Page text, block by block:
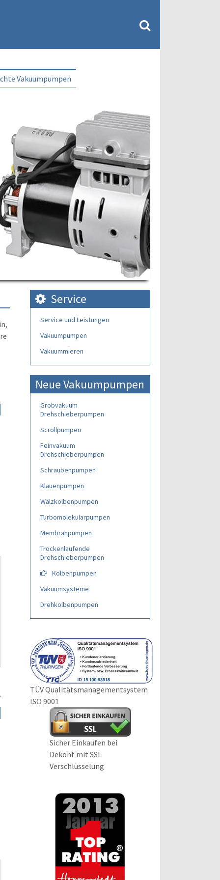
Vakuumpumpen
Service
Service und Leistungen
Vakuumpumpen
Vakuummieren
Neue Vakuumpumpen
Grobvakuum
Drehschieberpumpen
Scrollpumpen
Feinvakuum
Drehschieberpumpen
Schraubenpumpen
Klauenpumpen
Wälzkolbenpumpen
Turbomolekularpumpen
Membranpumpen
Trockenlaufende
Drehschieberpumpen
Kolbenpumpen
Vakuumsysteme
Drehkolbenpumpen
TÜV Qualitätsmanagementsystem
ISO 9001
Sicher Einkaufen bei
Dekont mit SSL
Verschlüsselung